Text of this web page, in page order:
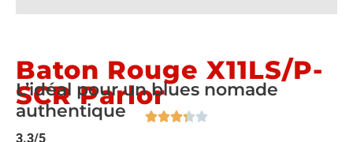
Baton Rouge X11LS/P-
SCR Parlor
L’idéal pour un blues nomade
authentique
3.3/5